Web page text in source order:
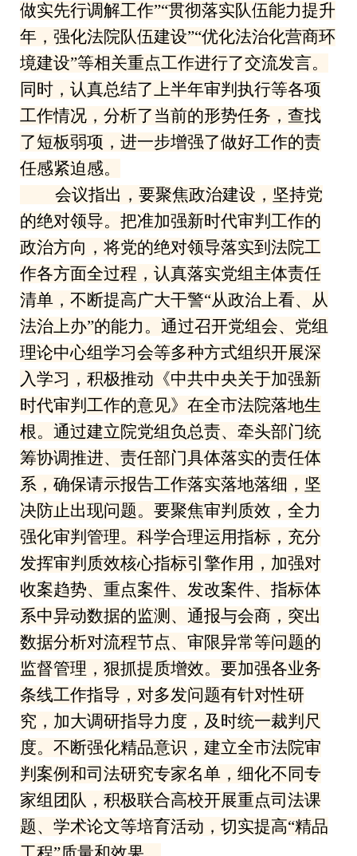
做实先行调解工作”“贯彻落实队伍能力提升
年，强化法院队伍建设”“优化法治化营商环
境建设”等相关重点工作进行了交流发言。
同时，认真总结了上半年审判执行等各项
工作情况，分析了当前的形势任务，查找
了短板弱项，进一步增强了做好工作的责
任感紧迫感。
会议指出，要聚焦政治建设，坚持党
的绝对领导。把准加强新时代审判工作的
政治方向，将党的绝对领导落实到法院工
作各方面全过程，认真落实党组主体责任
清单，不断提高广大干警“从政治上看、从
法治上办”的能力。通过召开党组会、党组
理论中心组学习会等多种方式组织开展深
入学习，积极推动《中共中央关于加强新
时代审判工作的意见》在全市法院落地生
根。通过建立院党组负总责、牵头部门统
筹协调推进、责任部门具体落实的责任体
系，确保请示报告工作落实落地落细，坚
决防止出现问题。要聚焦审判质效，全力
强化审判管理。科学合理运用指标，充分
发挥审判质效核心指标引擎作用，加强对
收案趋势、重点案件、发改案件、指标体
系中异动数据的监测、通报与会商，突出
数据分析对流程节点、审限异常等问题的
监督管理，狠抓提质增效。要加强各业务
条线工作指导，对多发问题有针对性研
究，加大调研指导力度，及时统一裁判尺
度。不断强化精品意识，建立全市法院审
判案例和司法研究专家名单，细化不同专
家组团队，积极联合高校开展重点司法课
题、学术论文等培育活动，切实提高“精品